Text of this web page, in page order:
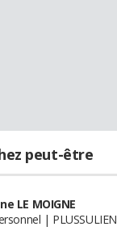
peut-être
LE MOIGNE
| PLUSSULIEN